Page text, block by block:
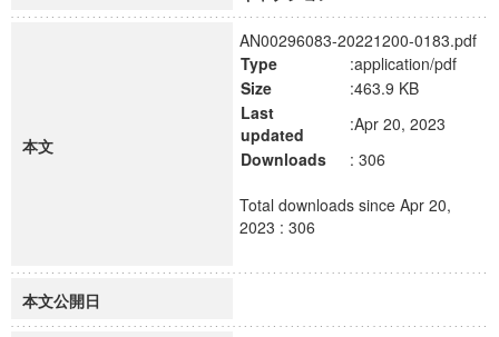
本文
AN00296083-20221200-0183.pdf
Type
:application/pdf
Size
:463.9 KB
Last
updated
:Apr 20, 2023
Downloads
: 306
Total downloads since Apr 20,
2023 : 306
本文公開日